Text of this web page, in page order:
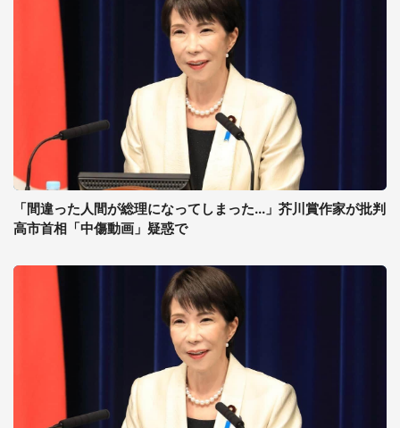
「間違った人間が総理になってしまった...」芥川賞作家が批判
高市首相「中傷動画」疑惑で